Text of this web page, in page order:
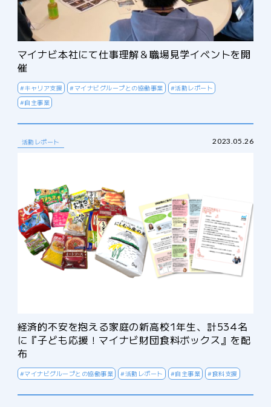
マイナビ本社にて仕事理解＆職場見学イベントを開
催
#キャリア支援 #マイナビグループとの協働事業
#活動レポート
#自主事業
活動レポート 2023.05.26
経済的不安を抱える家庭の新高校1年生、計534名
に『子ども応援！マイナビ財団食料ボックス』を配
布
#マイナビグループとの協働事業 #活動レポート #自主事業 #食料支援